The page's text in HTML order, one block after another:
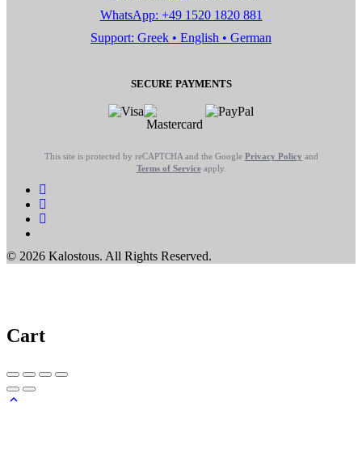
WhatsApp: +49 1520 1820 881
Support: Greek • English • German
SECURE PAYMENTS
This site is protected by reCAPTCHA and the Google Privacy Policy and
Terms of Serviceapply.
© 2026 Kalostous. All Rights Reserved.
Cart